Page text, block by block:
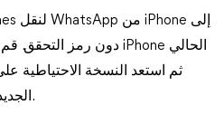
iPhone الجديد لتحقيق عملية النقل.